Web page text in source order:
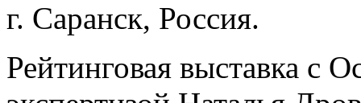
г. Саранск, Россия.
Рейтинговая выставка с